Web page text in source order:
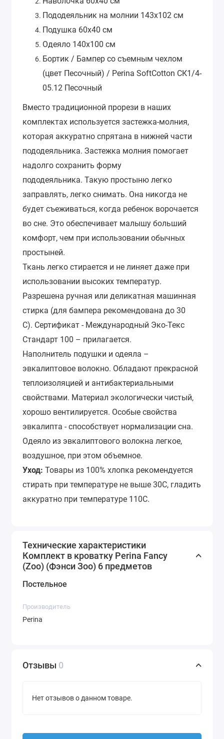
Пододеяльник на молнии 143х102 см
Подушка 60x40 см
Одеяло 140x100 см
Бортик / Бампер со съемным чехлом
(цвет Песочный) / Perina SoftCotton СК1/4-
05.12 Песочный
Вместо традиционной прорези в наших
комплектах используется застежка-молния,
которая аккуратно спрятана в нижней части
пододеяльника. Застежка молния помогает
надолго сохранить форму
пододеяльника. Такую простыню легко
заправлять, легко снимать. Она никогда не
будет съеживаться, когда ребенок ворочается
во сне. Это обеспечивает малышу больший
комфорт, чем при использовании обычных
простыней.
Ткань легко стирается и не линяет даже при
использовании высоких температур.
Разрешена ручная или деликатная машинная
стирка (для бампера рекомендована до 30
С). Сертификат - Международный Эко-Текс
Стандарт 100 – прилагается.
Наполнитель подушки и одеяла –
эвкалиптовое волокно. Обладают прекрасной
теплоизоляцией и антибактериальными
свойствами. Материал экологически чистый,
хорошо вентилируется. Особые свойства
эвкалипта - способствует нормализации сна.
Одеяло из эвкалиптового волокна легкое,
воздушное, при этом объемное.
Уход: Товары из 100% хлопка рекомендуется
стирать при температуре не выше 30С, гладить
аккуратно при температуре 110С.
Технические характеристики
Комплект в кроватку Perina Fancy
(Zoo) (Фэнси Зоо) 6 предметов
Постельное
Производитель
Perina
Отзывы 0
Нет отзывов о данном товаре.